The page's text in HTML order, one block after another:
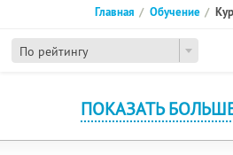
По рейтингу
Главная Обучение
ПОКАЗАТЬ